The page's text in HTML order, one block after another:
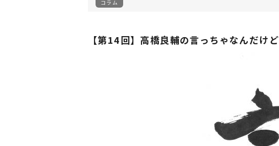
コラム
【第14回】高橋良輔の言っちゃなんだけど